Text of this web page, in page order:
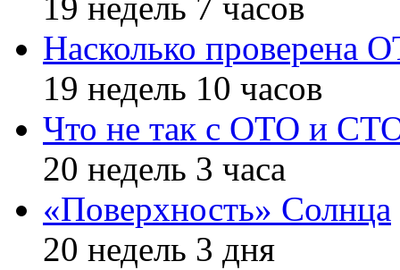
19 недель 7 часов
Насколько проверена
19 недель 10 часов
Что не так с ОТО и
20 недель 3 часа
«Поверхность» Солнца
20 недель 3 дня